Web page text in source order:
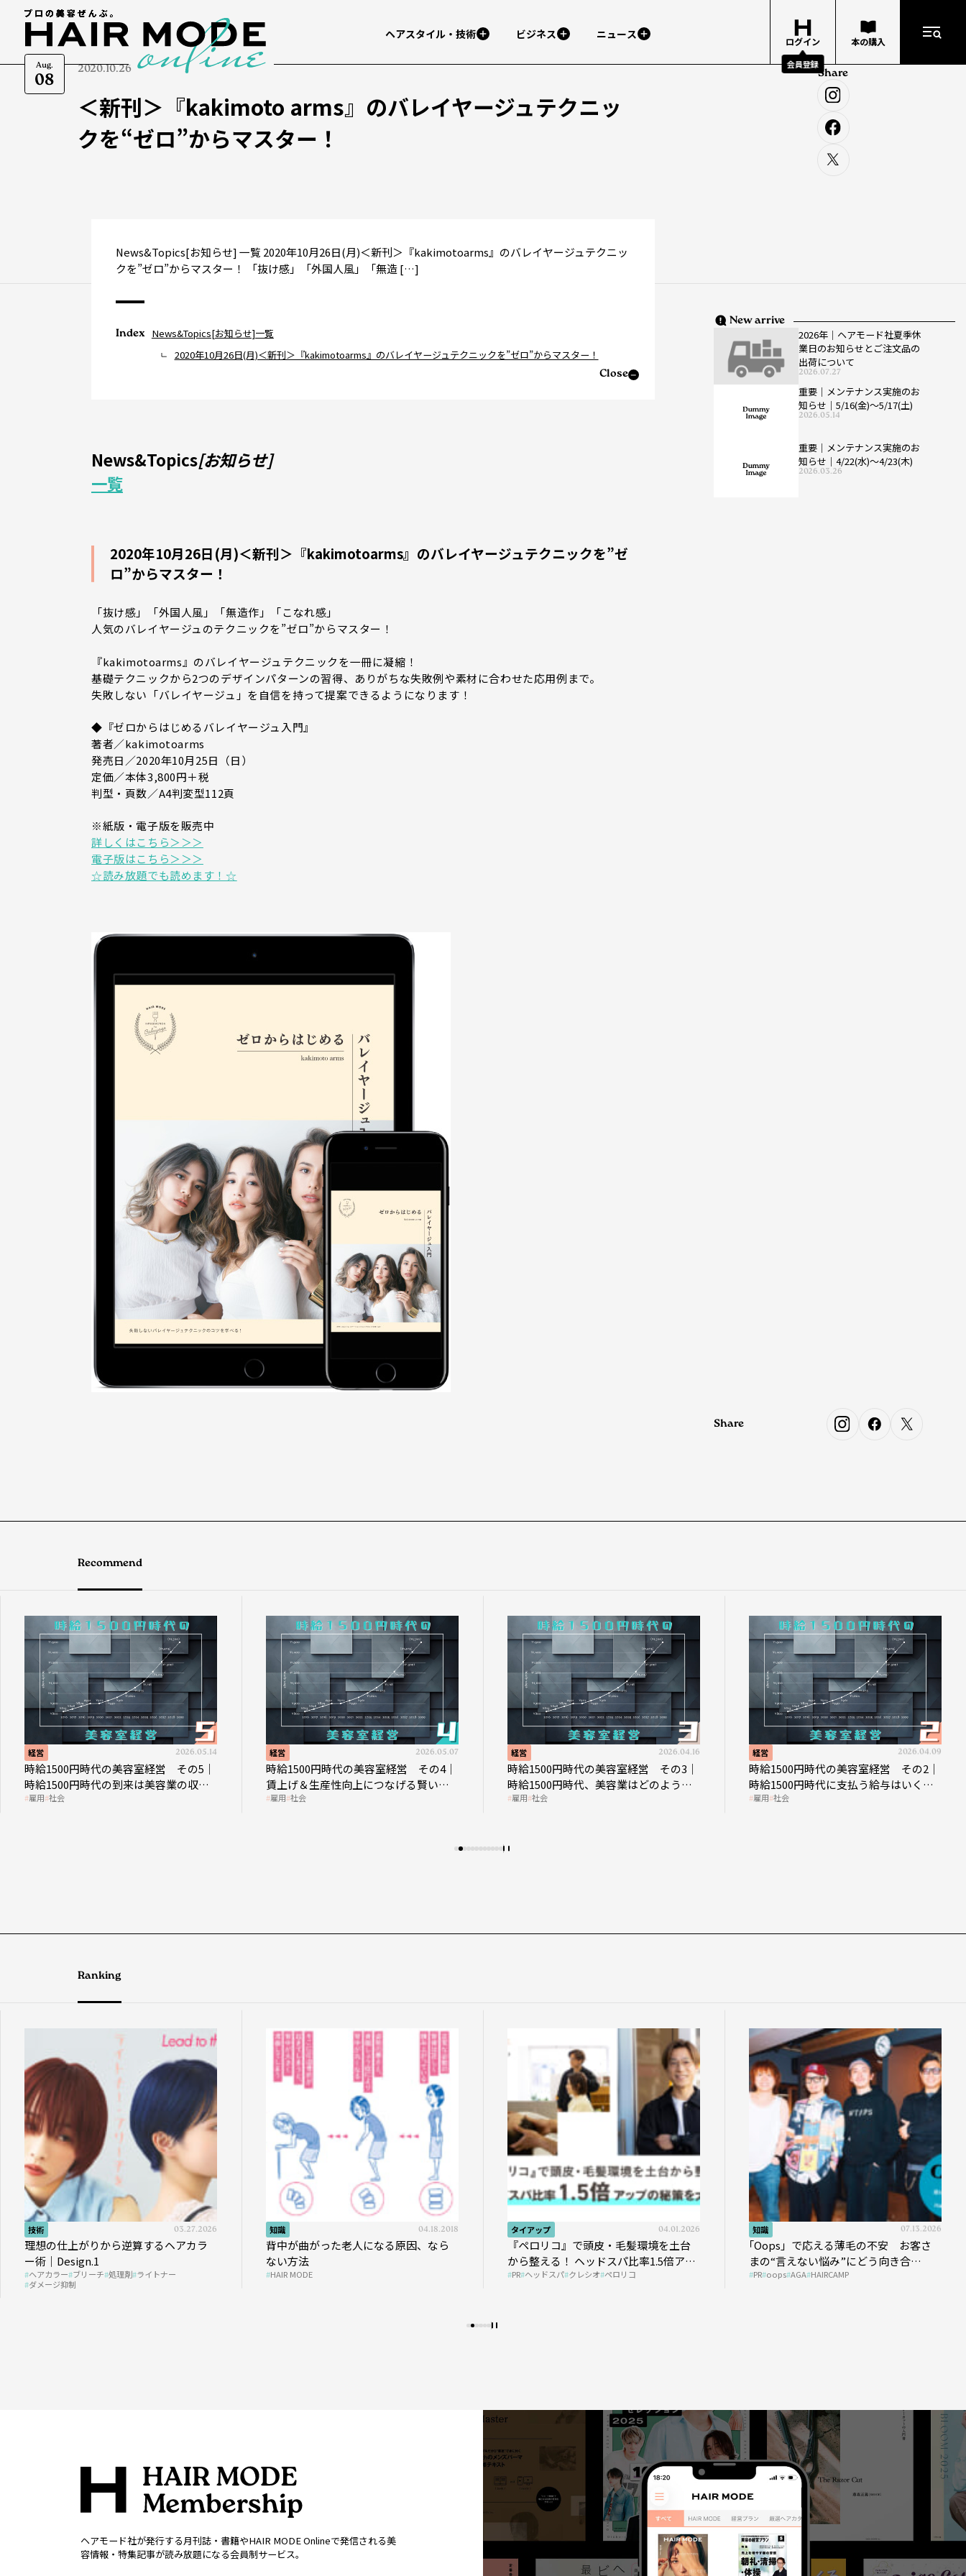
Aug.
08
ヘアスタイル・技術 ビジネス ニュース
ログイン
会員登録
本の購入
2020.10.26
＜新刊＞『kakimoto arms』のバレイヤージュテクニッ
クを“ゼロ”からマスター！
Share
News&Topics[お知らせ] 一覧 2020年10月26日(月)＜新刊＞『kakimotoarms』のバレイヤージュテクニッ
クを”ゼロ”からマスター！ 「抜け感」「外国人風」「無造 […]
Index
Close
News&Topics[お知らせ]一覧
2020年10月26日(月)＜新刊＞『kakimotoarms』のバレイヤージュテクニックを”ゼロ”からマスター！
News&Topics[お知らせ]
一覧
2020年10月26日(月)＜新刊＞『kakimotoarms』のバレイヤージュテクニックを”ゼ
ロ”からマスター！
「抜け感」「外国人風」「無造作」「こなれ感」
人気のバレイヤージュのテクニックを”ゼロ”からマスター！
『kakimotoarms』のバレイヤージュテクニックを一冊に凝縮！
基礎テクニックから2つのデザインパターンの習得、ありがちな失敗例や素材に合わせた応用例まで。
失敗しない「バレイヤージュ」を自信を持って提案できるようになります！
◆『ゼロからはじめるバレイヤージュ入門』
著者／kakimotoarms
発売日／2020年10月25日（日）
定価／本体3,800円＋税
判型・頁数／A4判変型112頁
※紙版・電子版を販売中
詳しくはこちら＞＞＞
電子版はこちら＞＞＞
☆読み放題でも読めます！☆
New arrive
2026年｜ヘアモード社夏季休
業日のお知らせとご注文品の
出荷について
2026.07.27
重要｜メンテナンス実施のお
知らせ｜5/16(金)〜5/17(土)
2026.05.14
重要｜メンテナンス実施のお
知らせ｜4/22(水)〜4/23(木)
2026.03.26
Share
Recommend
経営 2026.05.14
時給1500円時代の美容室経営 その5｜
時給1500円時代の到来は美容業の収益
構造を見直す契機
雇用 社会
経営 2026.05.07
時給1500円時代の美容室経営 その4｜
賃上げ＆生産性向上につなげる賢い助
成金活用
雇用 社会
経営 2026.04.16
時給1500円時代の美容室経営 その3｜
時給1500円時代、美容業はどのような
影響を受けるのか？
雇用 社会
経営 2026.04.09
時給1500円時代の美容室経営 その2｜
時給1500円時代に支払う給与はいくら
なのか
雇用 社会
Ranking
技術 03.27.2026
理想の仕上がりから逆算するヘアカラ
ー術｜Design.1
ヘアカラー ブリーチ 処理剤 ライトナー
ダメージ抑制
知識 04.18.2018
背中が曲がった老人になる原因、なら
ない方法
HAIR MODE
タイアップ 04.01.2026
『ペロリコ』で頭皮・毛髪環境を土台
から整える！ ヘッドスパ比率1.5倍アッ
プの秘策を大公開
PR ヘッドスパ クレシオ ペロリコ
知識 07.13.2026
｢Oops」で応える薄毛の不安 お客さ
まの“言えない悩み”にどう向き合
う？ ＃01
PR oops AGA HAIRCAMP
ヘアモード社が発行する月刊誌・書籍やHAIR MODE Onlineで発信される美
容情報・特集記事が読み放題になる会員制サービス。